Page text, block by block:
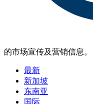
的市场宣传及营销信息。
最新
新加坡
东南亚
国际